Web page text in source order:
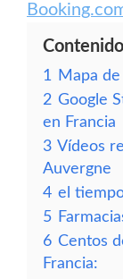
1
Mapa
2 Google
en Francia
3 Vídeos
Auvergne
4 el
5
6 Centos
Francia: